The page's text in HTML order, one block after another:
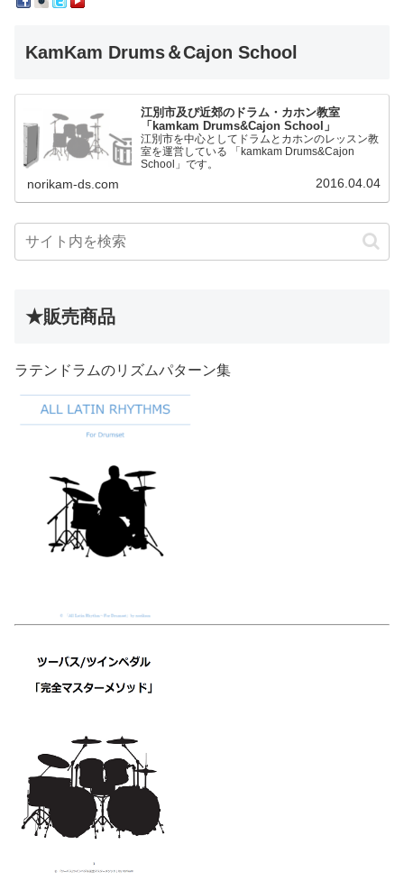
KamKam Drums＆Cajon School
江別市及び近郊のドラム・カホン教室
「kamkam Drums&Cajon School」
江別市を中心としてドラムとカホンのレッスン教
室を運営している 「kamkam Drums&Cajon
School」です。
norikam-ds.com 2016.04.04
★販売商品
ラテンドラムのリズムパターン集